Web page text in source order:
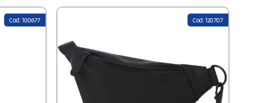
Cod: 100677 Cod: 120707